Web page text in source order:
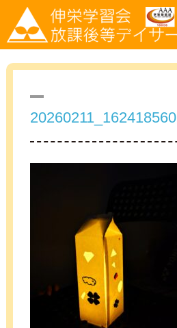
20260211_162418560